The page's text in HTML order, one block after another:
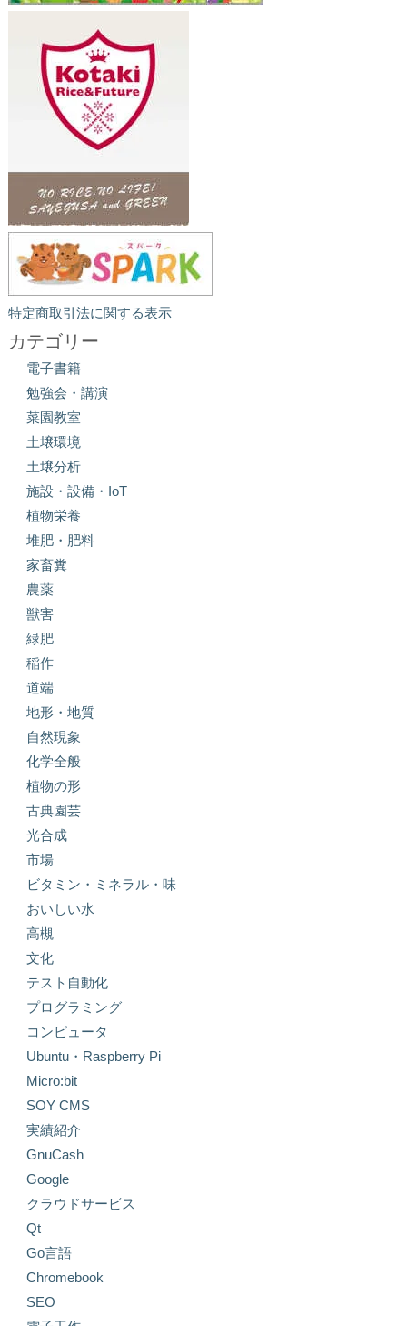
特定商取引法に関する表示
カテゴリー
電子書籍
勉強会・講演
菜園教室
土壌環境
土壌分析
施設・設備・IoT
植物栄養
堆肥・肥料
家畜糞
農薬
獣害
緑肥
稲作
道端
地形・地質
自然現象
化学全般
植物の形
古典園芸
光合成
市場
ビタミン・ミネラル・味
おいしい水
高槻
文化
テスト自動化
プログラミング
コンピュータ
Ubuntu・Raspberry Pi
Micro:bit
SOY CMS
実績紹介
GnuCash
Google
クラウドサービス
Qt
Go言語
Chromebook
SEO